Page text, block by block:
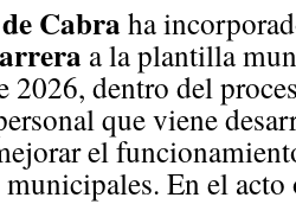
Cabra ha
a la plantilla
2026, dentro del
que viene
el
En el